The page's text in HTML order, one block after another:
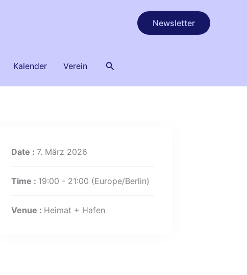
Newsletter
Kalender Verein Suchen
Date : 7. März 2026
Time : 19:00 - 21:00 (Europe/Berlin)
Venue : Heimat + Hafen